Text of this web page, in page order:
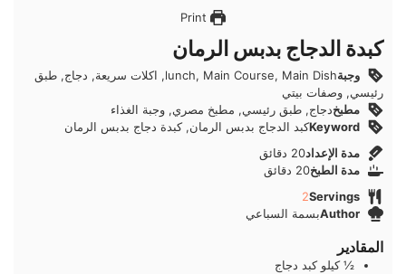
Print
كبدة الدجاج بدبس الرمان
وجبة
lunch, Main Course, Main Dish, اكلات سريعة, دجاج, طبق
رئيسي, وصفات بيتي
مطبخدجاج, طبق رئيسي, مطبخ مصري, وجبة الغذاء
Keywordكبد الدجاج بدبس الرمان, كبدة دجاج بدبس الرمان
مدة الإعداد20 دقائق
دقائق
مدة الطبخ20 دقائق
دقائق
Servings
2
Authorبسمة السباعي
المقادير
½ كيلو كبد دجاج